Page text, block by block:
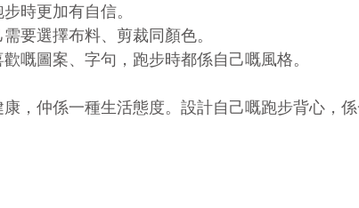
時更加有自信。
要選擇布料、剪裁同顏色。
歡嘅圖案、字句，跑步時都係自己嘅風格。
，仲係一種生活態度。設計自己嘅跑步背心，